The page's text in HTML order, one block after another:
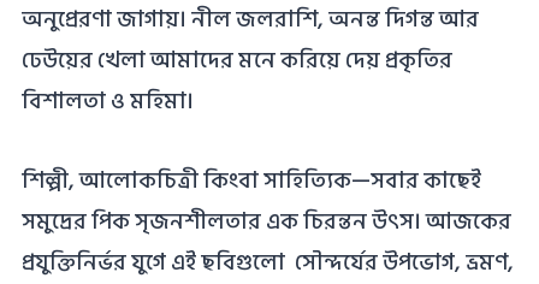
অনুপ্রেরণা জাগায়। নীল জলরাশি, অনন্ত দিগন্ত আর
ঢেউয়ের খেলা আমাদের মনে করিয়ে দেয় প্রকৃতির
বিশালতা ও মহিমা।
শিল্পী, আলোকচিত্রী কিংবা সাহিত্যিক—সবার কাছেই
সমুদ্রের পিক সৃজনশীলতার এক চিরন্তন উৎস। আজকের
প্রযুক্তিনির্ভর যুগে এই ছবিগুলো সৌন্দর্যের উপভোগ, ভ্রমণ,